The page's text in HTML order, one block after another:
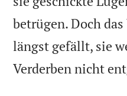
betrügen. Doch
längst gefällt, sie
Verderben nicht